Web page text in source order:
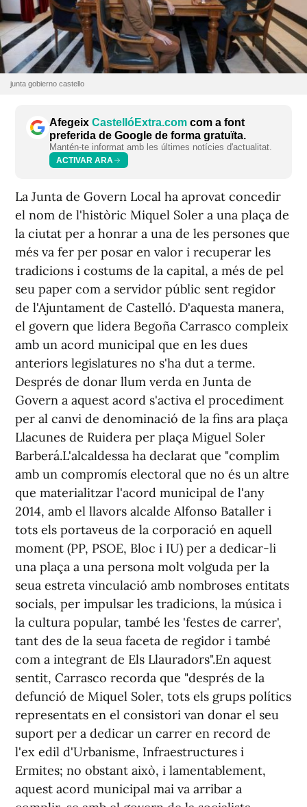
junta gobierno castello
Afegeix CastellóExtra.com com a font
preferida de Google de forma gratuïta.
Mantén-te informat amb les últimes notícies d'actualitat.
ACTIVAR ARA
La Junta de Govern Local ha aprovat concedir
el nom de l'històric Miquel Soler a una plaça de
la ciutat per a honrar a una de les persones que
més va fer per posar en valor i recuperar les
tradicions i costums de la capital, a més de pel
seu paper com a servidor públic sent regidor
de l'Ajuntament de Castelló. D'aquesta manera,
el govern que lidera Begoña Carrasco compleix
amb un acord municipal que en les dues
anteriors legislatures no s'ha dut a terme.
Després de donar llum verda en Junta de
Govern a aquest acord s'activa el procediment
per al canvi de denominació de la fins ara plaça
Llacunes de Ruidera per plaça Miguel Soler
Barberá.L'alcaldessa ha declarat que "complim
amb un compromís electoral que no és un altre
que materialitzar l'acord municipal de l'any
2014, amb el llavors alcalde Alfonso Bataller i
tots els portaveus de la corporació en aquell
moment (PP, PSOE, Bloc i IU) per a dedicar-li
una plaça a una persona molt volguda per la
seua estreta vinculació amb nombroses entitats
socials, per impulsar les tradicions, la música i
la cultura popular, també les 'festes de carrer',
tant des de la seua faceta de regidor i també
com a integrant de Els Llauradors".En aquest
sentit, Carrasco recorda que "després de la
defunció de Miquel Soler, tots els grups polítics
representats en el consistori van donar el seu
suport per a dedicar un carrer en record de
l'ex edil d'Urbanisme, Infraestructures i
Ermites; no obstant això, i lamentablement,
aquest acord municipal mai va arribar a